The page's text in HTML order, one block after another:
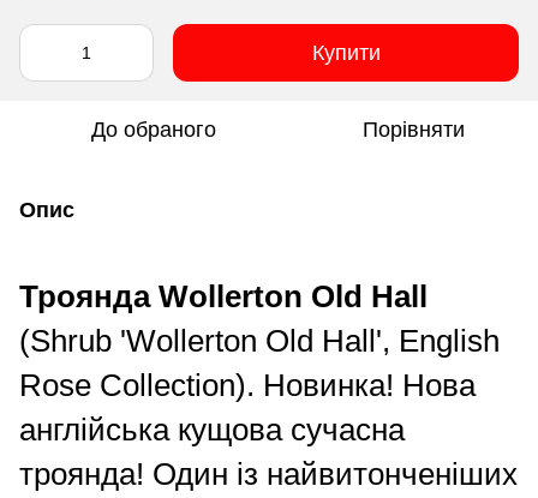
Купити
До обраного Порівняти
Опис
ТрояндаWollerton Old Hall
(Shrub 'Wollerton Old Hall', English
Rose Collection). Новинка! Нова
англійська кущова сучасна
троянда! Один із найвитонченіших